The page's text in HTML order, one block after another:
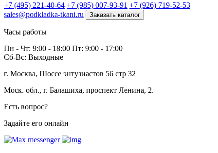
+7 (495) 221-40-64 +7 (985) 007-93-91 +7 (926) 719-52-53
sales@podkladka-tkani.ru
Заказать каталог
Часы работы
Пн - Чт: 9:00 - 18:00 Пт: 9:00 - 17:00
Сб-Вс: Выходные
г. Москва, Шоссе энтузиастов 56 стр 32
Моск. обл., г. Балашиха, проспект Ленина, 2.
Есть вопрос?
Задайте его онлайн